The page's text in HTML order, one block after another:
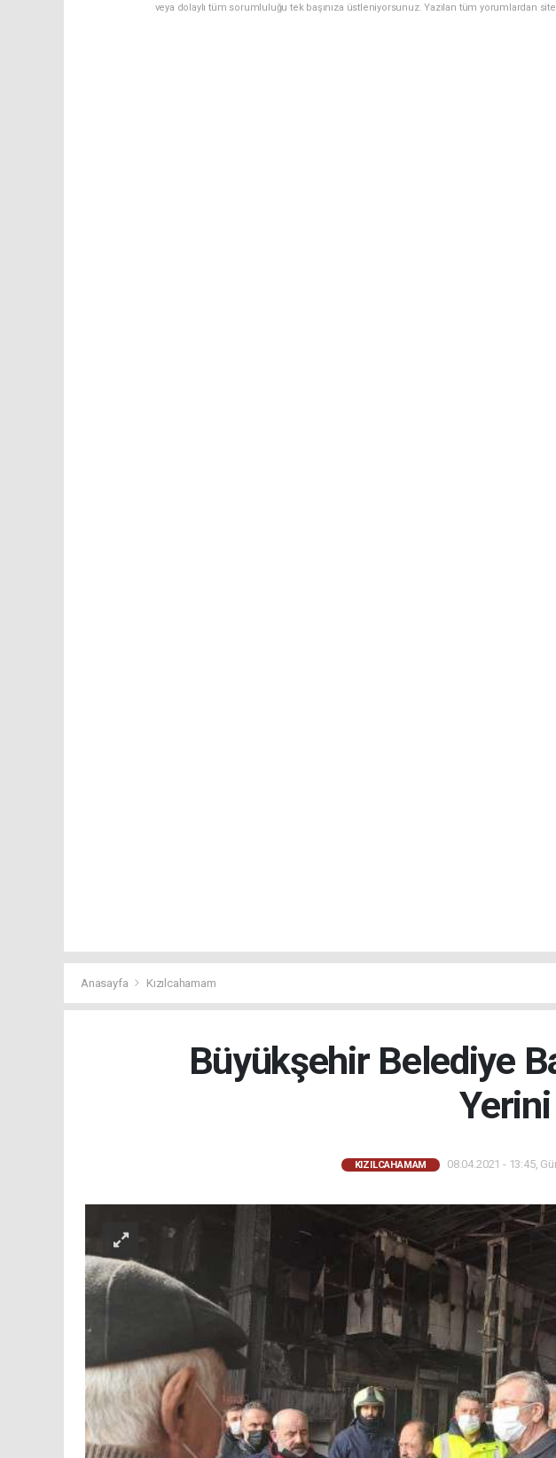
veya dolaylı tüm sorumluluğu tek başınıza üstleniyorsunuz. Yazılan tüm yorumlardan
Anasayfa Kızılcahamam
Büyükşehir Belediye
KIZILCAHAMAM 08.04.2021 - 13:45,